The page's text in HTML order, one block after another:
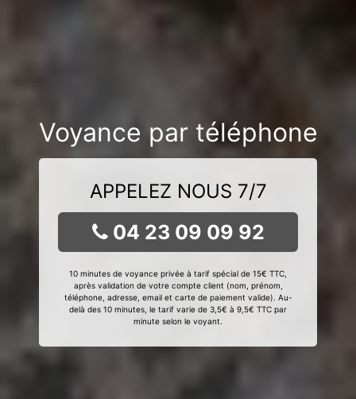
Voyance par téléphone
APPELEZ NOUS 7/7
04 23 09 09 92
10 minutes de voyance privée à tarif spécial de 15€ TTC,
après validation de votre compte client (nom, prénom,
téléphone, adresse, email et carte de paiement valide). Au-
delà des 10 minutes, le tarif varie de 3,5€ à 9,5€ TTC par
minute selon le voyant.